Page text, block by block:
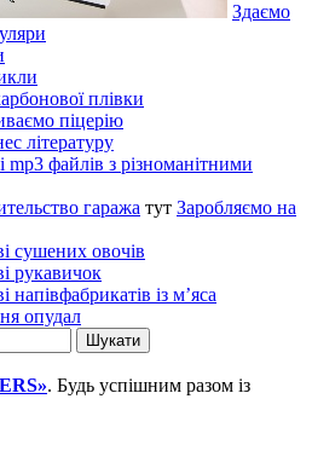
Здаємо
плівки
піцерію
літературу
mp3 файлів з різноманітними
гаража тут Заробляємо на
сушених овочів
рукавичок
із м’яса
опудал
. Будь успішним разом із